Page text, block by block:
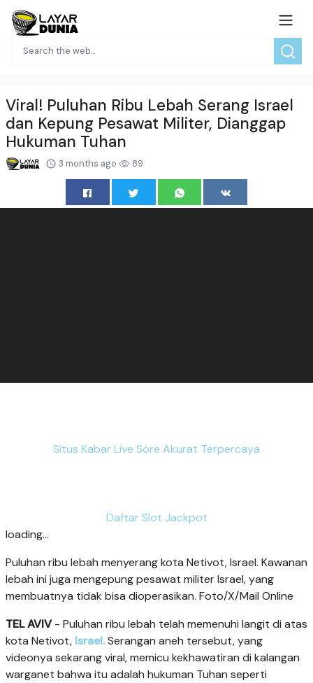
Viral! Puluhan Ribu Lebah Serang Israel
dan Kepung Pesawat Militer, Dianggap
Hukuman Tuhan
3 months ago 89
Situs Kabar Live Sore Akurat Terpercaya
Daftar Slot Jackpot
loading...
Puluhan ribu lebah menyerang kota Netivot, Israel. Kawanan
lebah ini juga mengepung pesawat militer Israel, yang
membuatnya tidak bisa dioperasikan. Foto/X/Mail Online
TEL AVIV- Puluhan ribu lebah telah memenuhi langit di atas
kota Netivot, Israel.Serangan aneh tersebut, yang
videonya sekarang viral, memicu kekhawatiran di kalangan
warganet bahwa itu adalah hukuman Tuhan seperti